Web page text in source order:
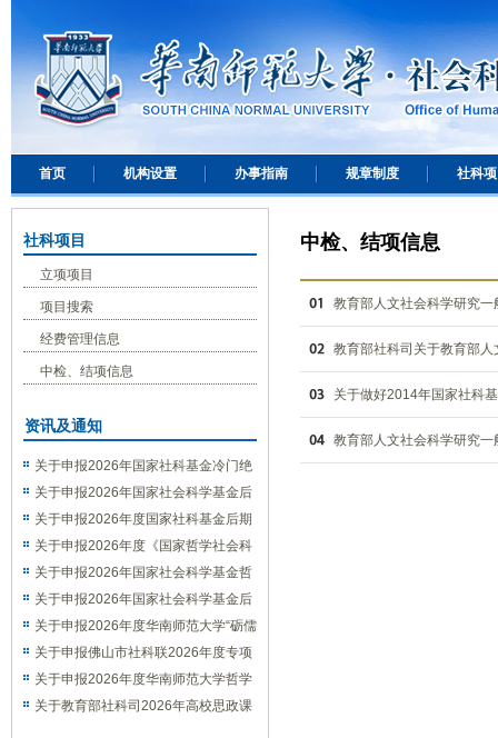
首页 机构设置 办事指南 规章制度 社科
中检、结项信息
教育部人文社会科学研究
教育部社科司关于教育部
关于做好2014年国家社科
教育部人文社会科学研究
社科项目
立项项目
项目搜索
经费管理信息
中检、结项信息
资讯及通知
关于申报2026年国家社科基金冷门绝
学研究专项的通知
关于申报2026年国家社会科学基金后
期资助（教育学）项目的通知
关于申报2026年度国家社科基金后期
资助（艺术学）项目的通知
关于申报2026年度《国家哲学社会科
学成果文库》的通知
关于申报2026年国家社会科学基金哲
学社会科学学术通俗读物项目的通知
关于申报2026年国家社会科学基金后
期资助暨优秀博士学位论文出版、优秀
学术著作再版项目的通知
关于申报2026年度华南师范大学“砺儒
新社科”交叉学科论坛选题的通知
关于申报佛山市社科联2026年度专项
课题的通知
关于申报2026年度华南师范大学哲学
社会科学优秀学术著作出版资助项目的
关于教育部社科司2026年高校思政课